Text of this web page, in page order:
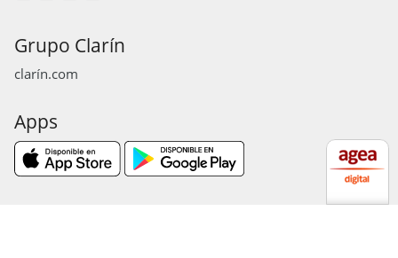
Grupo Clarín
clarín.com
Apps